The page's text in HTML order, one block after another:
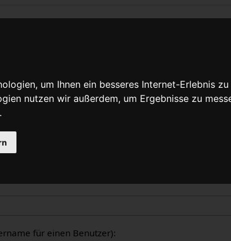
um Ihnen ein besseres Internet-Erlebnis
nutzen wir außerdem, um Ergebnisse zu
in WikiPedalia geführten Logbücher. Die Ausgabe
des Seitentitels eingeschränkt werden (Groß-/
für einen Benutzer):